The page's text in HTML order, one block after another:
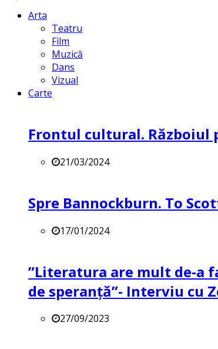
Arta
Teatru
Film
Muzică
Dans
Vizual
Carte
Frontul cultural. Războiul
21/03/2024
Spre Bannockburn. To
17/01/2024
”Literatura are mult de-a
de speranță”- Interviu cu
27/09/2023